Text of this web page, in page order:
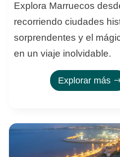
Explora Marruecos
recorriendo ciudades
sorprendentes y el
en un viaje inolvidable.
Explorar más